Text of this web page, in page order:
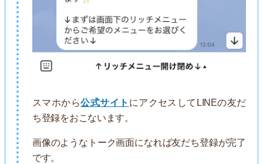
スマホから公式サイト にアクセスしてLINEの友だ
ち登録をおこないます。
画像のようなトーク画面になれば友だち登録が完了
です。